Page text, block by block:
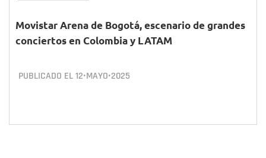
Movistar Arena de Bogotá, escenario de grandes
conciertos en Colombia y LATAM
PUBLICADO EL12•MAYO•2025